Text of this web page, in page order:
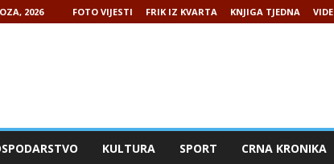
2026 FOTO VIJESTI FRIK IZ KVARTA KNJIGA TJEDNA
KULTURA SPORT CRNA KRONIKA